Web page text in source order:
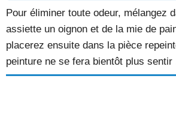
Pour éliminer toute odeur, mélangez
assiette un oignon et de la mie de
placerez ensuite dans la pièce
peinture ne se fera bientôt plus sentir